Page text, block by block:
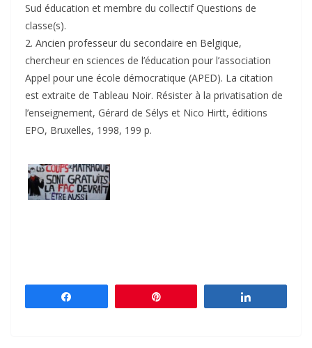
Sud éducation et membre du collectif Questions de
classe(s).
2. Ancien professeur du secondaire en Belgique,
chercheur en sciences de l’éducation pour l’association
Appel pour une école démocratique (APED). La citation
est extraite de Tableau Noir. Résister à la privatisation de
l’enseignement, Gérard de Sélys et Nico Hirtt, éditions
EPO, Bruxelles, 1998, 199 p.